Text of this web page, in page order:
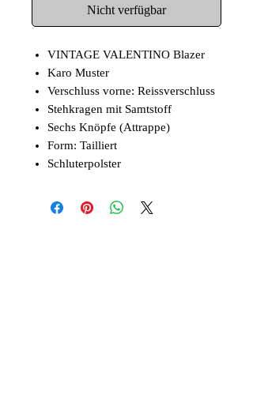
Nicht verfügbar
VINTAGE VALENTINO Blazer
Karo Muster
Verschluss vorne: Reissverschluss
Stehkragen mit Samtstoff
Sechs Knöpfe (Attrappe)
Form: Tailliert
Schluterpolster